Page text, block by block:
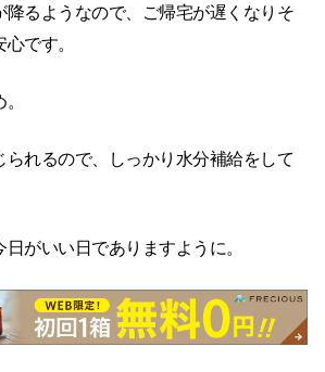
降るようなので、ご帰宅が遅くなりそ
です。
られるので、しっかり水分補給をして
がいい日でありますように。